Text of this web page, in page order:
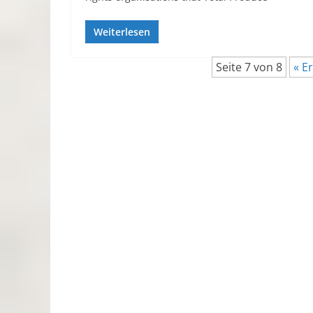
Weiterlesen
Seite 7 von 8 «